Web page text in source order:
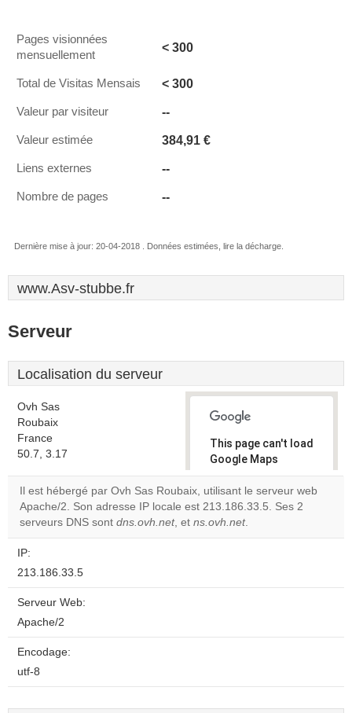
Pages visionnées
mensuellement
< 300
Total de Visitas Mensais < 300
Valeur par visiteur --
Valeur estimée 384,91 €
Liens externes --
Nombre de pages --
Dernière mise à jour: 20-04-2018 . Données estimées, lire la décharge.
www.Asv-stubbe.fr
Serveur
Localisation du serveur
Ovh Sas
Roubaix
France
50.7, 3.17
This page can't load
Google Maps
correctly.
Do you
own this
Il est hébergé par Ovh Sas Roubaix, utilisant le serveur web
Apache/2. Son adresse IP locale est 213.186.33.5. Ses 2
serveurs DNS sont dns.ovh.net, et ns.ovh.net.
IP:
213.186.33.5
Serveur Web:
Apache/2
Encodage:
utf-8